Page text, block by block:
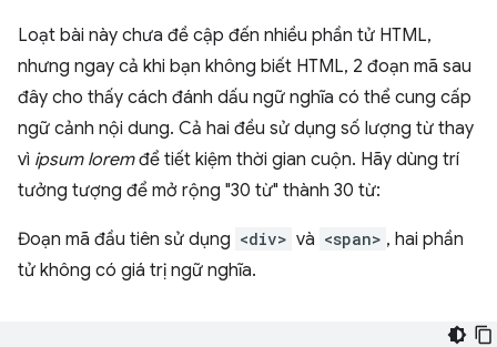
Loạt bài này chưa đề cập đến nhiều phần tử HTML,
nhưng ngay cả khi bạn không biết HTML, 2 đoạn mã sau
đây cho thấy cách đánh dấu ngữ nghĩa có thể cung cấp
ngữ cảnh nội dung. Cả hai đều sử dụng số lượng từ thay
vì ipsum loremđể tiết kiệm thời gian cuộn. Hãy dùng trí
tưởng tượng để mở rộng "30 từ" thành 30 từ:
Đoạn mã đầu tiên sử dụng <div> và <span> , hai phần
tử không có giá trị ngữ nghĩa.